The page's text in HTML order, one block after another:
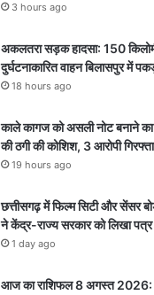
3 hours ago
अकलतरा सड़क हादसा: 150
दुर्घटनाकारित वाहन बिलासपुर में
18 hours ago
काले कागज को असली नोट बनाने
की ठगी की कोशिश, 3 आरोपी
19 hours ago
छत्तीसगढ़ में फिल्म सिटी और सेंसर
ने केंद्र-राज्य सरकार को लिखा पत्र
1 day ago
आज का राशिफल 8 अगस्त 2026: